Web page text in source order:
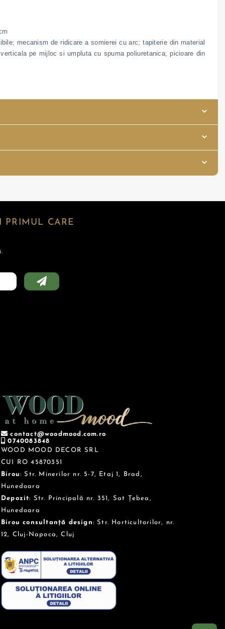
mecanism de ridicare a somierei cu arc; tapiterie din material
pe mijloc si umpluta cu spuma poliuretanica; picioare din
PRIMUL CARE
contact@woodmood.com.ro
0740083848
WOOD MOOD DECOR SRL
CUI RO 45870351
Birou: Str. Minerilor nr. 5-7, Etaj 1, Brad,
Hunedoara
Depozit: Str. Principală nr. 351, Sat Țebea,
Hunedoara
Birou consultanță design: Str. Horticultorilor, nr.
12, Cluj-Napoca, Cluj